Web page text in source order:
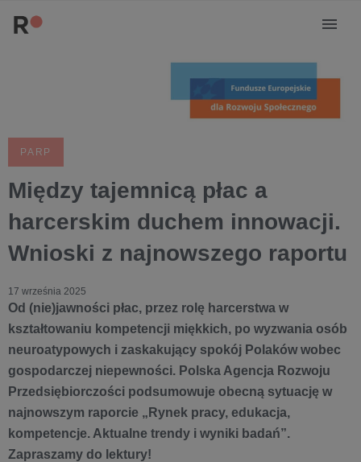
PARP
Między tajemnicą płac a
harcerskim duchem innowacji.
Wnioski z najnowszego raportu
17 września 2025
Od (nie)jawności płac, przez rolę harcerstwa w
kształtowaniu kompetencji miękkich, po wyzwania osób
neuroatypowych i zaskakujący spokój Polaków wobec
gospodarczej niepewności. Polska Agencja Rozwoju
Przedsiębiorczości podsumowuje obecną sytuację w
najnowszym raporcie „Rynek pracy, edukacja,
kompetencje. Aktualne trendy i wyniki badań”.
Zapraszamy do lektury!